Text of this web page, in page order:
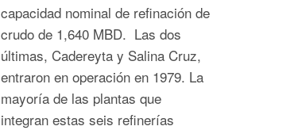
capacidad nominal de refinación de
crudo de 1,640 MBD. Las dos
últimas, Cadereyta y Salina Cruz,
entraron en operación en 1979. La
mayoría de las plantas que
integran estas seis refinerías